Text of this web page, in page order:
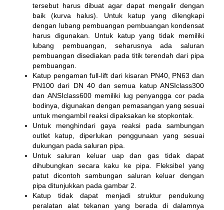
tersebut harus dibuat agar dapat mengalir dengan
baik (kurva halus). Untuk katup yang dilengkapi
dengan lubang pembuangan pembuangan kondensat
harus digunakan. Untuk katup yang tidak memiliki
lubang pembuangan, seharusnya ada saluran
pembuangan disediakan pada titik terendah dari pipa
pembuangan.
Katup pengaman full-lift dari kisaran PN40, PN63 dan
PN100 dari DN 40 dan semua katup ANSIclass300
dan ANSIclass600 memiliki lug penyangga cor pada
bodinya, digunakan dengan pemasangan yang sesuai
untuk mengambil reaksi dipaksakan ke stopkontak.
Untuk menghindari gaya reaksi pada sambungan
outlet katup, diperlukan penggunaan yang sesuai
dukungan pada saluran pipa.
Untuk saluran keluar uap dan gas tidak dapat
dihubungkan secara kaku ke pipa. Fleksibel yang
patut dicontoh sambungan saluran keluar dengan
pipa ditunjukkan pada gambar 2.
Katup tidak dapat menjadi struktur pendukung
peralatan alat tekanan yang berada di dalamnya